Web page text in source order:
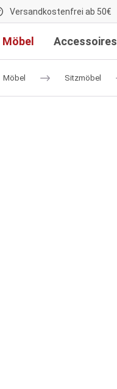
Versandkostenfrei ab 50€
Möbel Accessoires
Möbel Sitzmöbel